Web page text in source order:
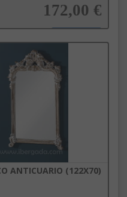
172,00 €
ANTICUARIO (122X70)